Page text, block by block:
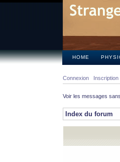
HOME
Connexion Inscription
Voir les messages
Index du forum